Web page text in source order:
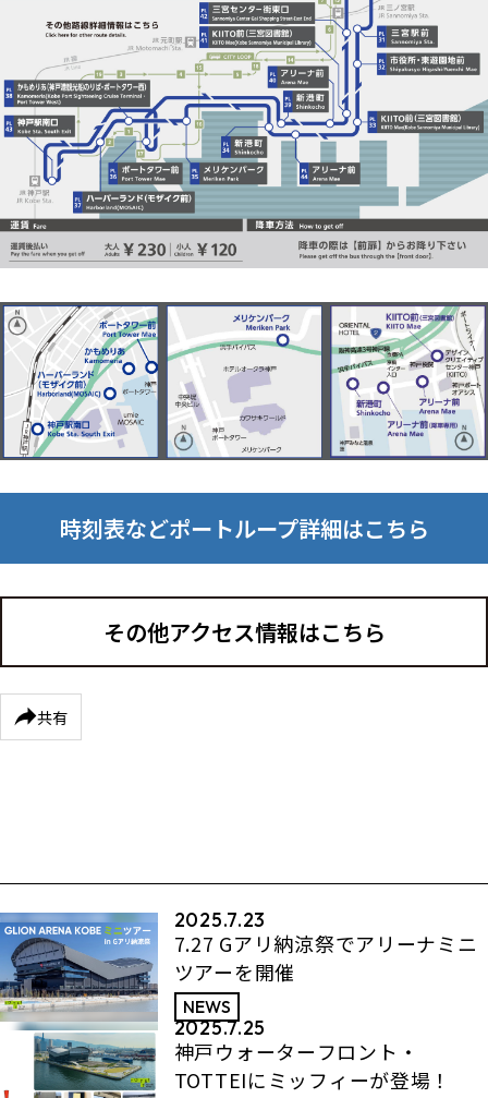
時刻表などポートループ詳細はこちら
その他アクセス情報はこちら
共有
2025.7.23
7.27 Gアリ納涼祭でアリーナミニ
ツアーを開催
NEWS
2025.7.25
神戸ウォーターフロント・
TOTTEIにミッフィーが登場！